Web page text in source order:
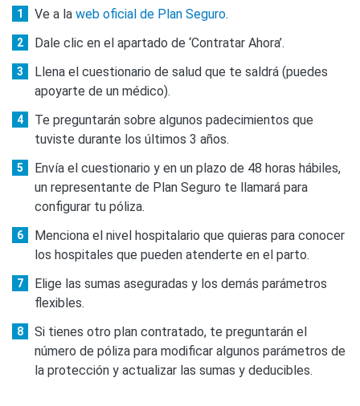
Ve a la web oficial de Plan Seguro.
Dale clic en el apartado de ‘Contratar Ahora’.
Llena el cuestionario de salud que te saldrá (puedes
apoyarte de un médico).
Te preguntarán sobre algunos padecimientos que
tuviste durante los últimos 3 años.
Envía el cuestionario y en un plazo de 48 horas hábiles,
un representante de Plan Seguro te llamará para
configurar tu póliza.
Menciona el nivel hospitalario que quieras para conocer
los hospitales que pueden atenderte en el parto.
Elige las sumas aseguradas y los demás parámetros
flexibles.
Si tienes otro plan contratado, te preguntarán el
número de póliza para modificar algunos parámetros de
la protección y actualizar las sumas y deducibles.